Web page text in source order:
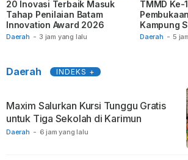
Daerah - 3 jam yang lalu
20 Inovasi Terbaik Masuk
Tahap Penilaian Batam
Innovation Award 2026
Daerah - 5
TMMD Ke-
Kampung
Ketahanan
Daerah INDEKS +
Daerah - 6 jam yang lalu
Maxim Salurkan Kursi Tunggu Gratis
untuk Tiga Sekolah di Karimun